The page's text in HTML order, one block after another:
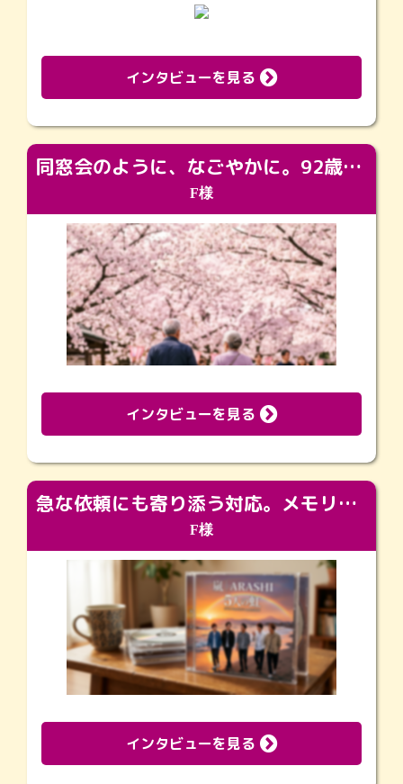
インタビューを見る
同窓会のように、なごやかに。92歳の旅立ちを彩った、再会と感謝の場
F様
インタビューを見る
急な依頼にも寄り添う対応。メモリアルコーナーで振り返る大切な日々
F様
インタビューを見る